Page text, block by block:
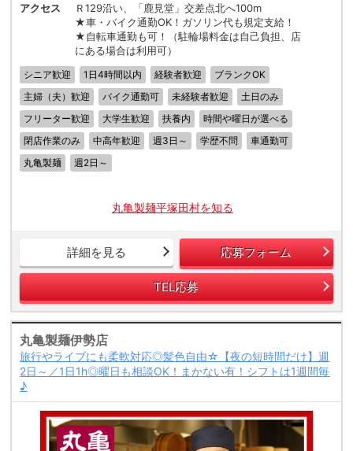
アクセス
Ｒ129沿い、「鹿見堂」交差点北へ100m
★車・バイク通勤OK！ガソリン代も規定支給！
★自転車通勤も可！（駐輪場料金は自己負担、店
にある場合は利用可）
シニア歓迎 1日4時間以内 経験者歓迎
ブランクOK
主婦（夫）歓迎
バイク通勤可 未経験者歓迎
土日のみ
フリーター歓迎
大学生歓迎 扶養内
時間や曜日が選べる
閉店作業のみ
中高年歓迎 週3日～ 学歴不問
車通勤可
丸亀製麺
週2日～
丸亀製麺平塚田村を知る
詳細を見る 応募フォーム
TEL応募
丸亀製麺伊勢店
旅行やライブにも柔軟対応◎髪色自由☆【夜の短時間だけ】週
2日～／1日1h◎曜日も相談OK！まかない有！シフトは1週間毎
♪